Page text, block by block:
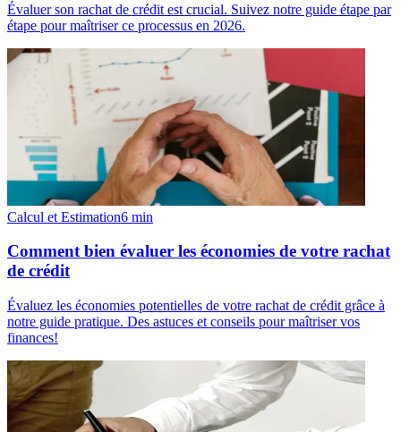
Évaluer son rachat de crédit est crucial. Suivez notre guide étape par
étape pour maîtriser ce processus en 2026.
Calcul et Estimation6 min
Comment bien évaluer les économies de votre rachat
de crédit
Évaluez les économies potentielles de votre rachat de crédit grâce à
notre guide pratique. Des astuces et conseils pour maîtriser vos
finances!